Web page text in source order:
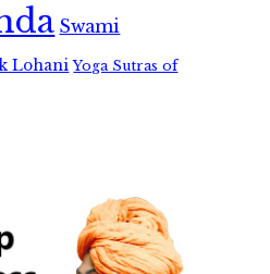
Swami
Lohani Yoga Sutras of